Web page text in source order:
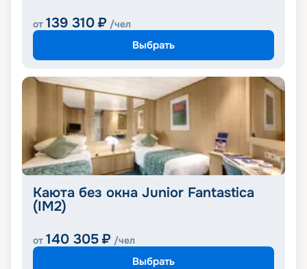
от 139 310 ₽ /чел
Выбрать
Каюта без окна Junior Fantastica
(IM2)
от 140 305 ₽ /чел
Выбрать